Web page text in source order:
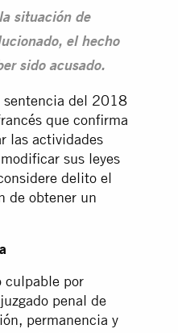
situación de
el hecho
sido acusado.
sentencia del 2018
que confirma
las actividades
sus leyes
delito el
de obtener un
culpable por
penal de
permanencia y